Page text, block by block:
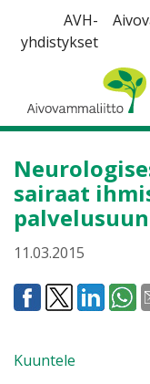
AVH-
yhdistykset
Aivovammaliitto
sairaat
11.03.2015
Kuuntele